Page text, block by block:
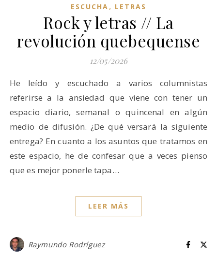
ESCUCHA , LETRAS
Rock y letras // La
revolución quebequense
12/05/2026
He leído y escuchado a varios columnistas
referirse a la ansiedad que viene con tener un
espacio diario, semanal o quincenal en algún
medio de difusión. ¿De qué versará la siguiente
entrega? En cuanto a los asuntos que tratamos en
este espacio, he de confesar que a veces pienso
que es mejor ponerle tapa…
LEER MÁS
Raymundo Rodríguez